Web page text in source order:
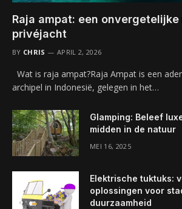
Raja ampat: een
privéjacht
BY CHRIS APRIL 2, 2026
Wat is raja ampat?Raja Ampat is een
archipel in Indonesië, gelegen in het…
Glamping: Beleef
midden in de natuur
MEI 16, 2025
Elektrische tuktuks:
oplossingen voor
duurzaamheid